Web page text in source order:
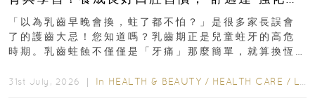
瑯質 兒童牙膏防護指南
「以為乳齒早晚會換，蛀了都不怕？」是很多家長誤會
了的護齒大忌！您知道嗎？乳齒期正是兒童蛀牙的高危
時期。乳齒蛀蝕不僅僅是「牙痛」那麼簡單，就算換恆
31st July, 2026 ｜ In HEALTH & BEAUTY / HEALTH CARE / LIFESTYLE